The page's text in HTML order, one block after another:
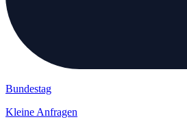
Bundestag
Kleine Anfragen